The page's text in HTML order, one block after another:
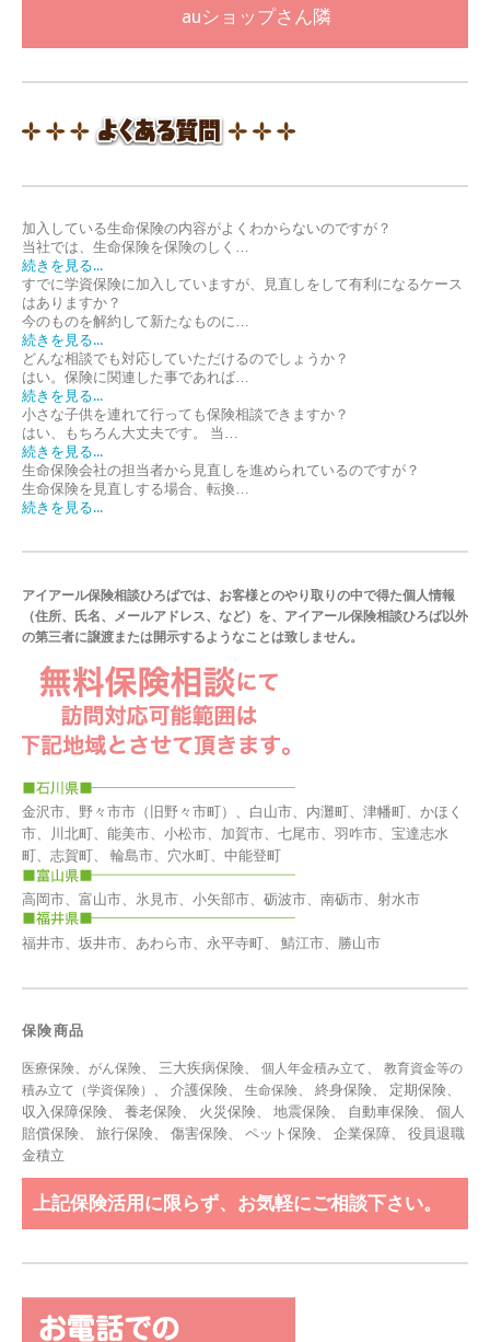
auショップさん隣
加入している生命保険の内容がよくわからないのですが？
当社では、生命保険を保険のしく…
続きを見る...
すでに学資保険に加入していますが、見直しをして有利になるケース
はありますか？
今のものを解約して新たなものに…
続きを見る...
どんな相談でも対応していただけるのでしょうか？
はい。保険に関連した事であれば…
続きを見る...
小さな子供を連れて行っても保険相談できますか？
はい、もちろん大丈夫です。 当…
続きを見る...
生命保険会社の担当者から見直しを進められているのですが？
生命保険を見直しする場合、転換…
続きを見る...
アイアール保険相談ひろばでは、お客様とのやり取りの中で得た個人情報
（住所、氏名、メールアドレス、など）を、アイアール保険相談ひろば以外
の第三者に譲渡または開示するようなことは致しません。
金沢市、野々市市（旧野々市町）、白山市、内灘町、津幡町、かほく
市、川北町、能美市、小松市、加賀市、七尾市、羽咋市、宝達志水
町、志賀町、 輪島市、穴水町、中能登町
高岡市、富山市、氷見市、小矢部市、砺波市、南砺市、射水市
福井市、坂井市、あわら市、永平寺町、 鯖江市、勝山市
保険商品
医療保険 がん保険 、 三大疾病保険、 個人年金積み立て
教育資金等の
積み立て（学資保険）
、 介護保険、 生命保険 、 終身保険、 定期保険、
収入保障保険、 養老保険、 火災保険、 地震保険、 自動車保険、 個人
賠償保険、 旅行保険、 傷害保険、 ペット保険、 企業保障
役員退職
金積立
上記保険活用に限らず、お気軽にご相談下さい。